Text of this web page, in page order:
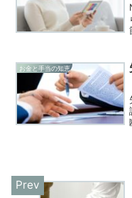
お金と手当の知恵